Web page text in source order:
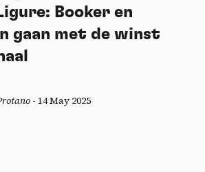
Booker en
gaan met de winst
- 14 May 2025